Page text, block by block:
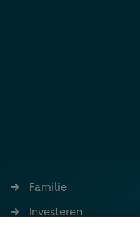
Familie
Investeren